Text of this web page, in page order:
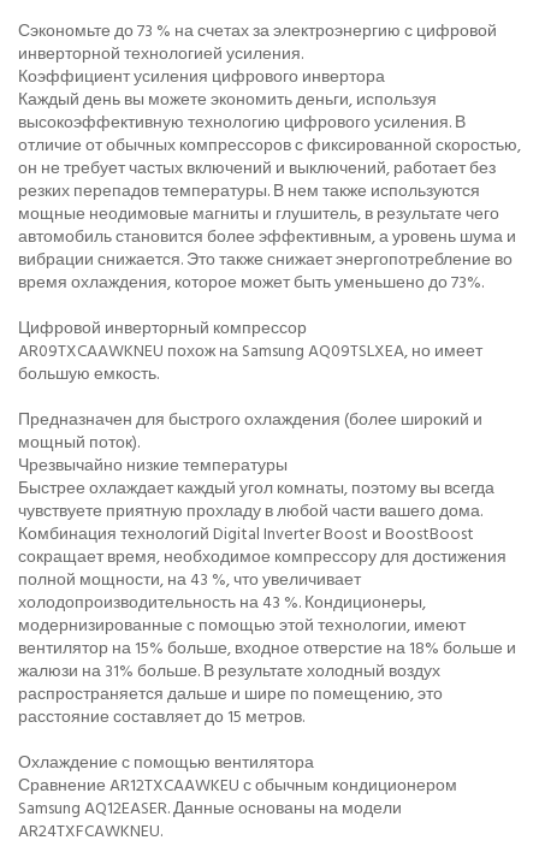
Сэкономьте до 73 % на счетах за электроэнергию с цифровой
инверторной технологией усиления.
Коэффициент усиления цифрового инвертора
Каждый день вы можете экономить деньги, используя
высокоэффективную технологию цифрового усиления. В
отличие от обычных компрессоров с фиксированной скоростью,
он не требует частых включений и выключений, работает без
резких перепадов температуры. В нем также используются
мощные неодимовые магниты и глушитель, в результате чего
автомобиль становится более эффективным, а уровень шума и
вибрации снижается. Это также снижает энергопотребление во
время охлаждения, которое может быть уменьшено до 73%.
Цифровой инверторный компрессор
AR09TXCAAWKNEU похож на Samsung AQ09TSLXEA, но имеет
большую емкость.
Предназначен для быстрого охлаждения (более широкий и
мощный поток).
Чрезвычайно низкие температуры
Быстрее охлаждает каждый угол комнаты, поэтому вы всегда
чувствуете приятную прохладу в любой части вашего дома.
Комбинация технологий Digital Inverter Boost и BoostBoost
сокращает время, необходимое компрессору для достижения
полной мощности, на 43 %, что увеличивает
холодопроизводительность на 43 %. Кондиционеры,
модернизированные с помощью этой технологии, имеют
вентилятор на 15% больше, входное отверстие на 18% больше и
жалюзи на 31% больше. В результате холодный воздух
распространяется дальше и шире по помещению, это
расстояние составляет до 15 метров.
Охлаждение с помощью вентилятора
Сравнение AR12TXCAAWKEU с обычным кондиционером
Samsung AQ12EASER. Данные основаны на модели
AR24TXFCAWKNEU.